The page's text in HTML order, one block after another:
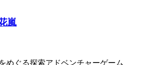
嵐
めぐる探索アドベンチャーゲーム